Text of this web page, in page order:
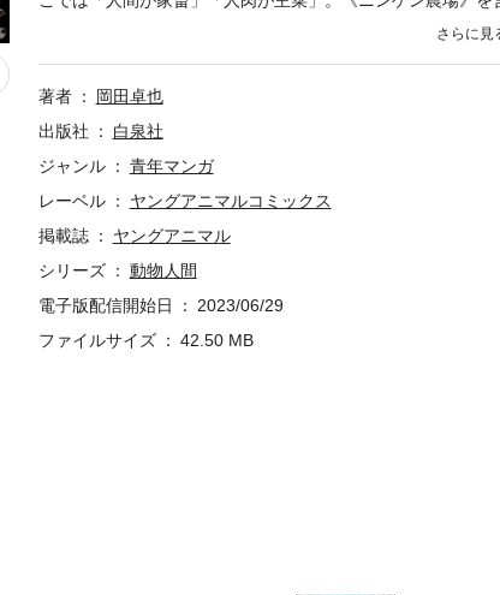
ニカ。親子は最悪の"おもてなし"を受けることになる――。
る【逆転寓話】。
著者
岡田卓也
出版社
白泉社
ジャンル
青年マンガ
レーベル
ヤングアニマルコミックス
掲載誌
ヤングアニマル
シリーズ
動物人間
電子版配信開始日
2023/06/29
ファイルサイズ
42.50 MB